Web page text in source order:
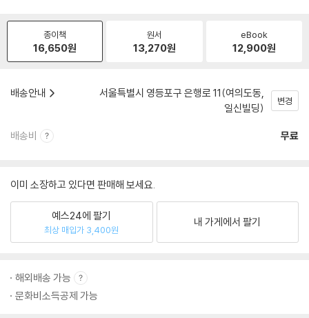
종이책
16,650원
원서
13,270원
eBook
12,900원
배송안내
서울특별시 영등포구 은행로 11(여의도동,
일신빌딩)
변경
배송비 무료
이미 소장하고 있다면 판매해 보세요.
예스24에 팔기
최상 매입가 3,400원
내 가게에서 팔기
해외배송 가능
문화비소득공제 가능